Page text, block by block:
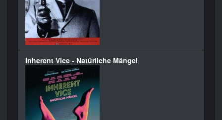
Inherent Vice - Natürliche Mängel